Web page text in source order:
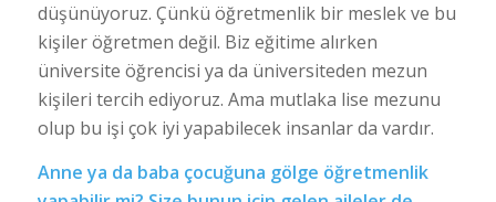
düşünüyoruz. Çünkü öğretmenlik bir meslek ve bu
kişiler öğretmen değil. Biz eğitime alırken
üniversite öğrencisi ya da üniversiteden mezun
kişileri tercih ediyoruz. Ama mutlaka lise mezunu
olup bu işi çok iyi yapabilecek insanlar da vardır.
Anne ya da baba çocuğuna gölge öğretmenlik